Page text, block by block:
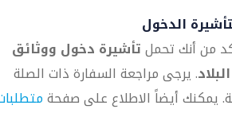
الدخول
من أنك تحملتأشيرة دخول ووثائق
. يرجى مراجعة السفارة ذات الصلة
يمكنك أيضاً الاطلاع على صفحة